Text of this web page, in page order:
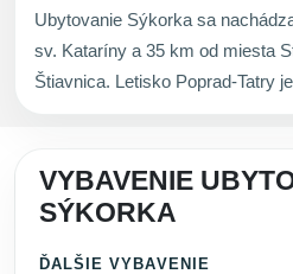
Ubytovanie Sýkorka sa
sv. Kataríny a 35 km od miesta
Štiavnica. Letisko Poprad-Tatry
VYBAVENIE
SÝKORKA
ĎALŠIE VYBAVENIE